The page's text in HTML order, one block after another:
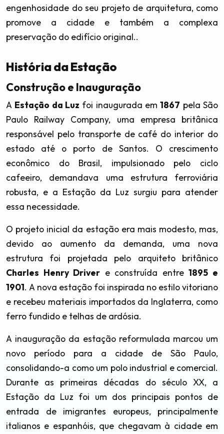
engenhosidade do seu projeto de arquitetura, como
promove a cidade e também a complexa
preservação do edifício original..
História da Estação
Construção e Inauguração
A Estação da Luz foi inaugurada em1867 pela São
Paulo Railway Company, uma empresa britânica
responsável pelo transporte de café do interior do
estado até o porto de Santos. O crescimento
econômico do Brasil, impulsionado pelo ciclo
cafeeiro, demandava uma estrutura ferroviária
robusta, e a Estação da Luz surgiu para atender
essa necessidade.
O projeto inicial da estação era mais modesto, mas,
devido ao aumento da demanda, uma nova
estrutura foi projetada pelo arquiteto britânico
Charles Henry Driver e construída entre1895 e
1901. A nova estação foi inspirada no estilo vitoriano
e recebeu materiais importados da Inglaterra, como
ferro fundido e telhas de ardósia.
A inauguração da estação reformulada marcou um
novo período para a cidade de São Paulo,
consolidando-a como um polo industrial e comercial.
Durante as primeiras décadas do século XX, a
Estação da Luz foi um dos principais pontos de
entrada de imigrantes europeus, principalmente
italianos e espanhóis, que chegavam à cidade em